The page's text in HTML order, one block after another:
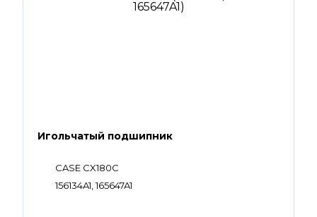
Игольчатый подшипник
CASE CX180C
156134A1, 165647A1